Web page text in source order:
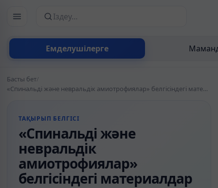
Емделушілерге
Сайттан іздеу
Басты бет/
«Спинальді және невральдік амиотрофиялар» белгісіндегі материалдар
ТАҚЫРЫП БЕЛГІСІ
«Спинальді және
невральдік
амиотрофиялар»
белгісіндегі материалдар